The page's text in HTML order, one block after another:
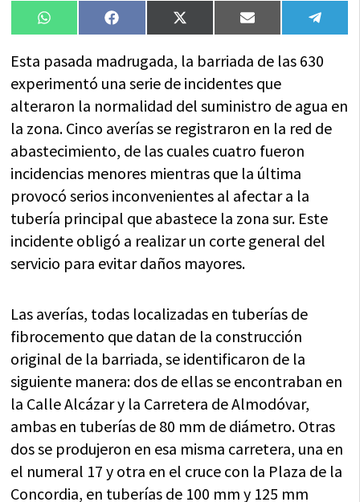
Compartir
en
WhatsAppCompartir
en
FacebookCompartir
en
X
(Twitter)
Compartir
en
Email
en
Esta pasada madrugada, la barriada de las 630
experimentó una serie de incidentes que
alteraron la normalidad del suministro de agua en
la zona. Cinco averías se registraron en la red de
abastecimiento, de las cuales cuatro fueron
incidencias menores mientras que la última
provocó serios inconvenientes al afectar a la
tubería principal que abastece la zona sur. Este
incidente obligó a realizar un corte general del
servicio para evitar daños mayores.
Las averías, todas localizadas en tuberías de
fibrocemento que datan de la construcción
original de la barriada, se identificaron de la
siguiente manera: dos de ellas se encontraban en
la Calle Alcázar y la Carretera de Almodóvar,
ambas en tuberías de 80 mm de diámetro. Otras
dos se produjeron en esa misma carretera, una en
el numeral 17 y otra en el cruce con la Plaza de la
Concordia, en tuberías de 100 mm y 125 mm